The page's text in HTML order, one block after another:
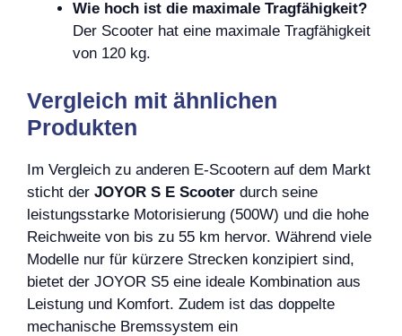
Wie hoch ist die maximale Tragfähigkeit?
Der Scooter hat eine maximale Tragfähigkeit
von 120 kg.
Vergleich mit ähnlichen
Produkten
Im Vergleich zu anderen E-Scootern auf dem Markt
sticht der JOYOR S E Scooter durch seine
leistungsstarke Motorisierung (500W) und die hohe
Reichweite von bis zu 55 km hervor. Während viele
Modelle nur für kürzere Strecken konzipiert sind,
bietet der JOYOR S5 eine ideale Kombination aus
Leistung und Komfort. Zudem ist das doppelte
mechanische Bremssystem ein